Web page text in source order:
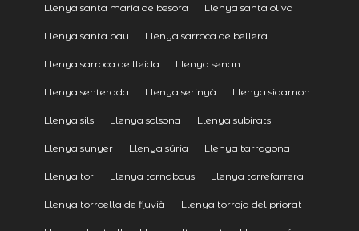
Llenya santa maria de besora Llenya santa oliva
Llenya santa pau Llenya sarroca de bellera
Llenya sarroca de lleida Llenya senan
Llenya senterada Llenya serinyà Llenya sidamon
Llenya sils Llenya solsona Llenya subirats
Llenya sunyer Llenya súria Llenya tarragona
Llenya tor Llenya tornabous Llenya torrefarrera
Llenya torroella de fluvià Llenya torroja del priorat